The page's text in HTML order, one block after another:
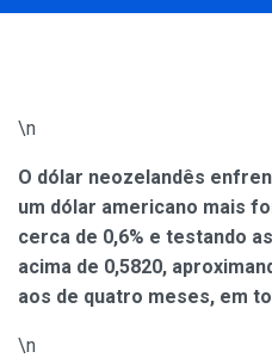
\n
O dólar neozelandês
um dólar americano mais
cerca de 0,6% e testando
acima de 0,5820,
aos de quatro meses, em
\n